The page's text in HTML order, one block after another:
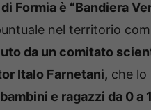
Formia è “Bandiera
nel territorio
da un comitato
Italo Farnetani, che lo
e ragazzi da 0 a